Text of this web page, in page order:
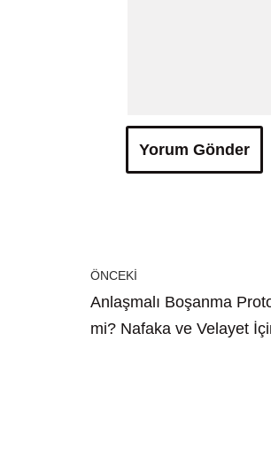
ÖNCEKI
Anlaşmalı Boşanma
mi? Nafaka ve Velayet